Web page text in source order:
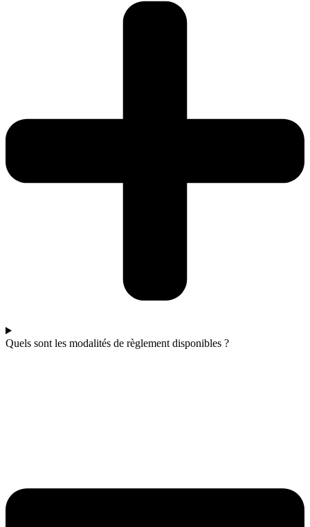
Quels sont les modalités de règlement disponibles ?